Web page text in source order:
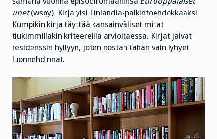
unet(wsoy). Kirja ylsi Finlandia-palkintoehdokkaaksi.
Kumpikin kirja täyttää kansainväliset mitat
tiukimmillakin kriteereillä arvioitaessa. Kirjat jäivät
residenssin hyllyyn, joten nostan tähän vain lyhyet
luonnehdinnat.